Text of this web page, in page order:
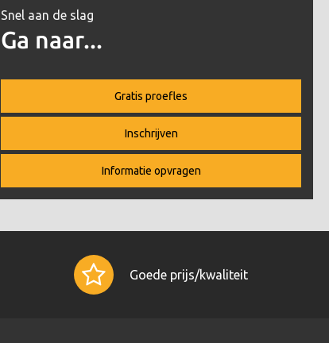
Snel aan de slag
Ga naar...
Gratis proefles
Inschrijven
Informatie opvragen
Goede prijs/kwaliteit